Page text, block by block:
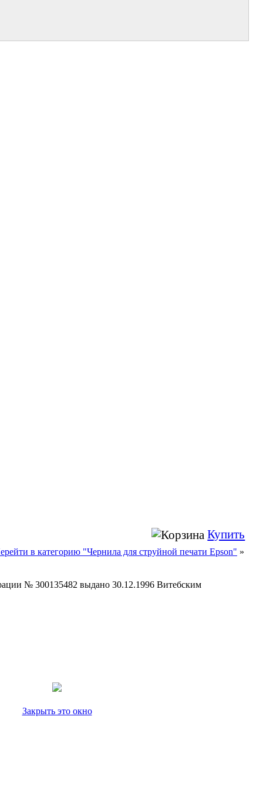
Купить
в категорию "Чернила для струйной печати Epson" »
№ 300135482 выдано 30.12.1996 Витебским
Закрыть это окно